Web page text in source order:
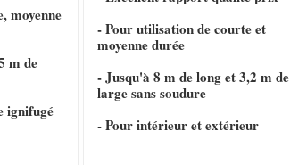
moyenne
m de
ignifugé
- Pour utilisation de courte et
moyenne durée
- Jusqu'à 8 m de long et 3,2 m de
large sans soudure
- Pour intérieur et extérieur